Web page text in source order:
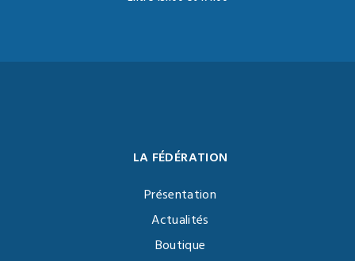
LA FÉDÉRATION
Présentation
Actualités
Boutique